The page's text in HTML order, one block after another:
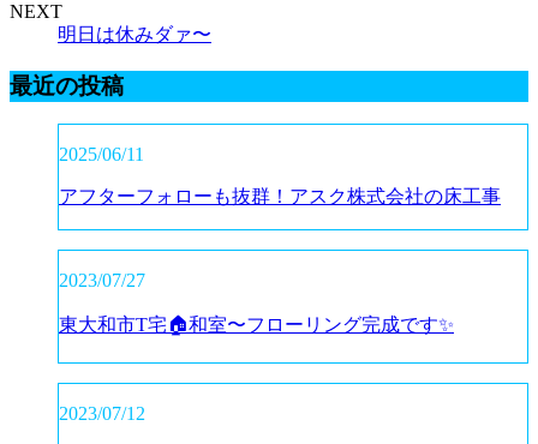
NEXT
明日は休みダァ〜
最近の投稿
2025/06/11
アフターフォローも抜群！アスク株式会社の床工事
2023/07/27
東大和市T宅🏠和室〜フローリング完成です✨
2023/07/12